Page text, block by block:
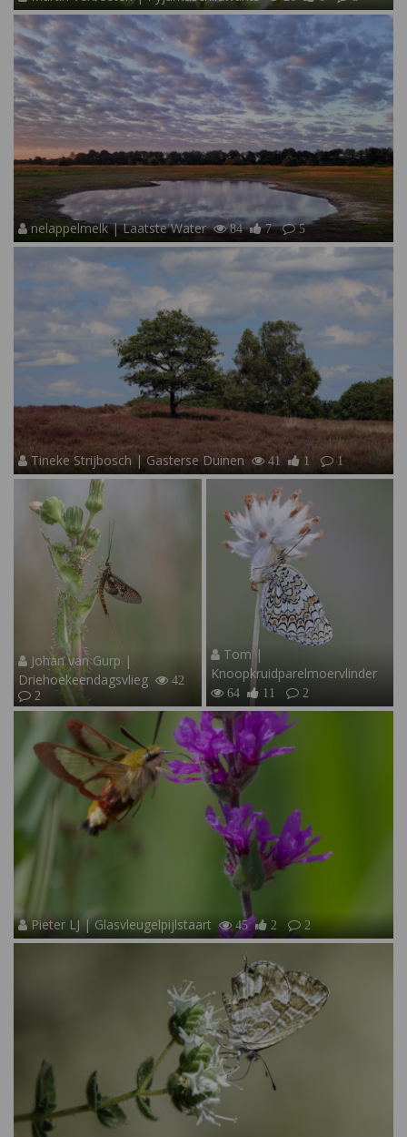
nelappelmelk | Laatste Water 84 7 5
Tineke Strijbosch | Gasterse Duinen 41 1 1
Johan van Gurp |
Driehoekeendagsvlieg
42
2
Tom |
Knoopkruidparelmoervlinder
64 11 2
Pieter LJ | Glasvleugelpijlstaart 45 2 2